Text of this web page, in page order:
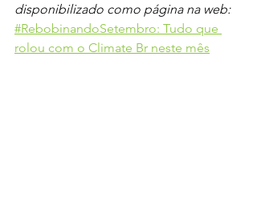
disponibilizado como página na web:
#RebobinandoSetembro: Tudo que
rolou com o Climate Br neste mês